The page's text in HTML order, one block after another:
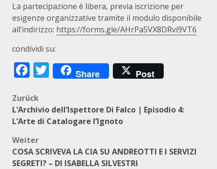
La partecipazione è libera, previa iscrizione per
esigenze organizzative tramite il modulo disponibile
all’indirizzo: https://forms.gle/AHrPa5VX8DRvi9VT6
condividi su:
Facebook
Twitter
Share Post
Beitragsnavigation
Zurück
L’Archivio dell’Ispettore Di Falco | Episodio 4:
L’Arte di Catalogare l’Ignoto
Weiter
COSA SCRIVEVA LA CIA SU ANDREOTTI E I SERVIZI
SEGRETI? – DI ISABELLA SILVESTRI